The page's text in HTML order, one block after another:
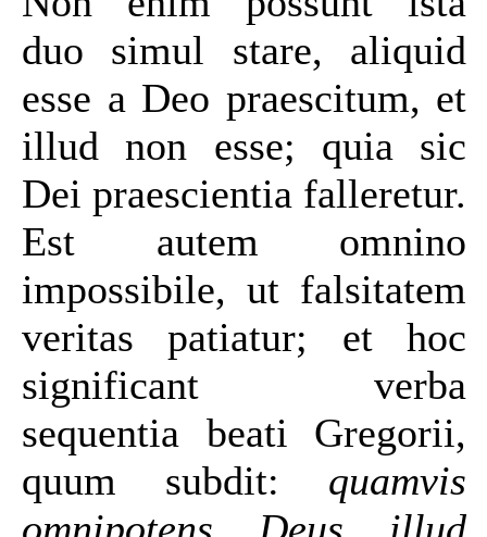
duo simul stare, aliquid
esse a Deo praescitum, et
illud non esse; quia sic
Dei praescientia falleretur.
Est autem omnino
impossibile, ut falsitatem
veritas patiatur; et hoc
significant verba
sequentia beati Gregorii,
quum subdit: quamvis
omnipotens Deus illud